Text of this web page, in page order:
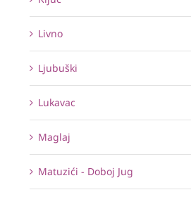
Livno
Ljubuški
Lukavac
Maglaj
Matuzići - Doboj Jug